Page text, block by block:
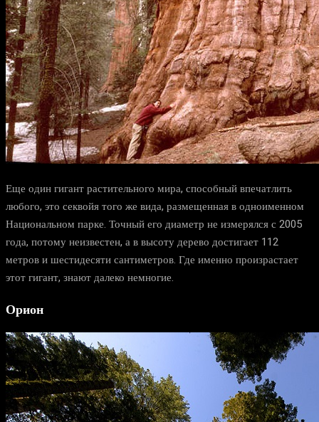
Еще один гигант растительного мира, способный впечатлить
любого, это секвойя того же вида, размещенная в одноименном
Национальном парке. Точный его диаметр не измерялся с 2005
года, потому неизвестен, а в высоту дерево достигает 112
метров и шестидесяти сантиметров. Где именно произрастает
этот гигант, знают далеко немногие.
Орион